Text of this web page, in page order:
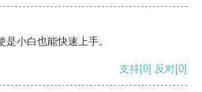
小白也能快速上手。
支持[0] 反对[0]